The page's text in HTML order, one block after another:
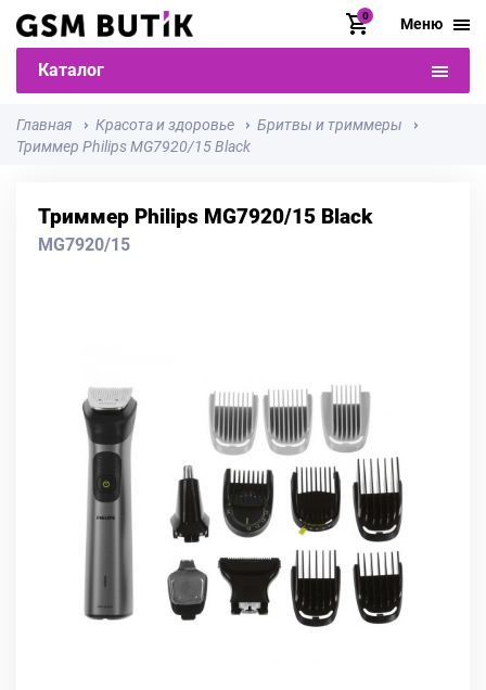
0 Меню
Каталог
Главная Красота и здоровье
Бритвы и триммеры
Триммер Philips MG7920/15 Black
Триммер Philips MG7920/15 Black
MG7920/15